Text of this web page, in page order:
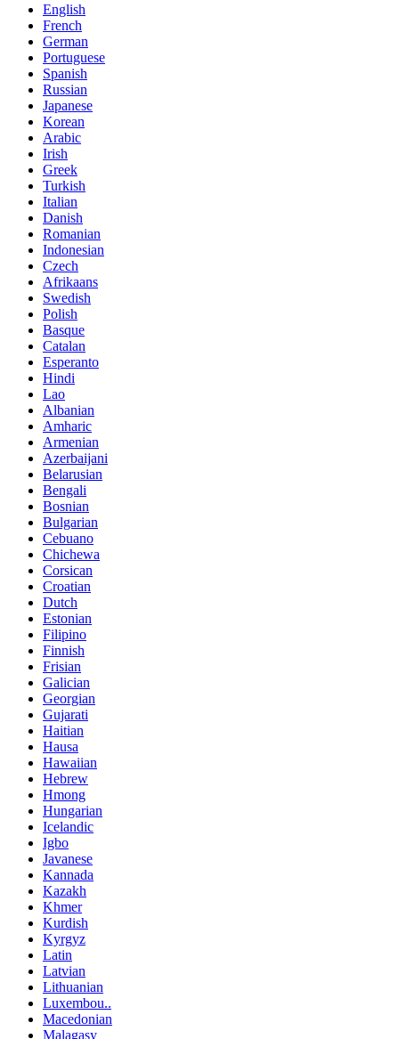
English
French
German
Portuguese
Spanish
Russian
Japanese
Korean
Arabic
Irish
Greek
Turkish
Italian
Danish
Romanian
Indonesian
Czech
Afrikaans
Swedish
Polish
Basque
Catalan
Esperanto
Hindi
Lao
Albanian
Amharic
Armenian
Azerbaijani
Belarusian
Bengali
Bosnian
Bulgarian
Cebuano
Chichewa
Corsican
Croatian
Dutch
Estonian
Filipino
Finnish
Frisian
Galician
Georgian
Gujarati
Haitian
Hausa
Hawaiian
Hebrew
Hmong
Hungarian
Icelandic
Igbo
Javanese
Kannada
Kazakh
Khmer
Kurdish
Kyrgyz
Latin
Latvian
Lithuanian
Luxembou..
Macedonian
Malagasy